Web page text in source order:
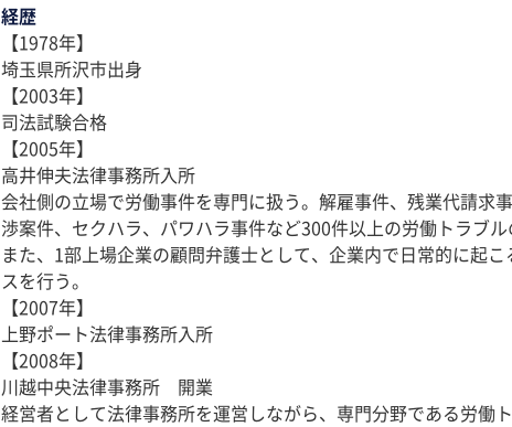
経歴
【1978年】
埼玉県所沢市出身
【2003年】
司法試験合格
【2005年】
高井伸夫法律事務所入所
会社側の立場で労働事件を専門に扱う。解雇事件、残業代請求
渉案件、セクハラ、パワハラ事件など300件以上の労働トラブル
また、1部上場企業の顧問弁護士として、企業内で日常的に起
スを行う。
【2007年】
上野ポート法律事務所入所
【2008年】
川越中央法律事務所 開業
経営者として法律事務所を運営しながら、専門分野である労働